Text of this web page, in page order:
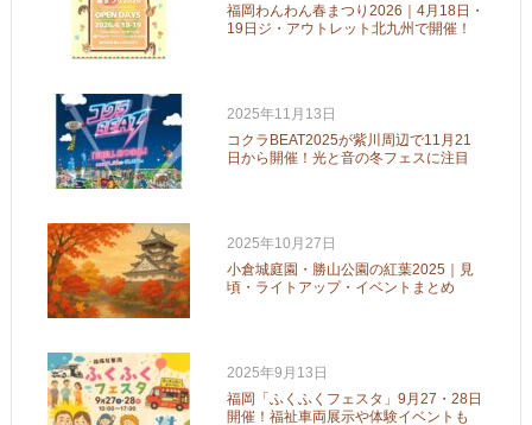
福岡わんわん春まつり2026｜4月18日・
19日ジ・アウトレット北九州で開催！
2025年11月13日
コクラBEAT2025が紫川周辺で11月21
日から開催！光と音の冬フェスに注目
2025年10月27日
小倉城庭園・勝山公園の紅葉2025｜見
頃・ライトアップ・イベントまとめ
2025年9月13日
福岡「ふくふくフェスタ」9月27・28日
開催！福祉車両展示や体験イベントも